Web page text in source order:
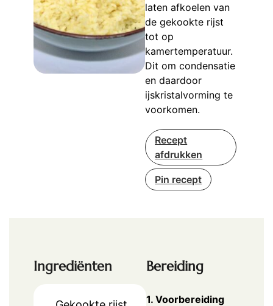
laten afkoelen van
de gekookte rijst
tot op
kamertemperatuur.
Dit om condensatie
en daardoor
ijskristalvorming te
voorkomen.
Recept
afdrukken
Pin recept
Ingrediënten Bereiding
1. Voorbereiding